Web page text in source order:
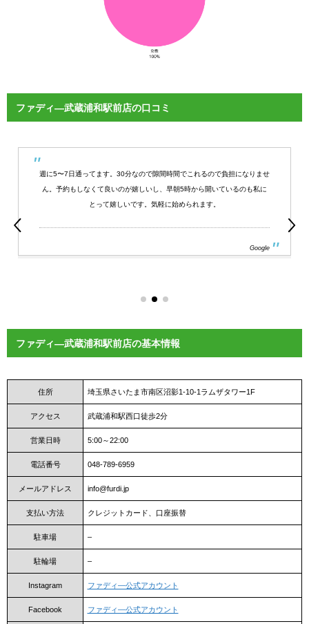
ファディ―武蔵浦和駅前店の口コミ
週に5〜7日通ってます。30分なので隙間時間でこれるので負担になりませ
ん。予約もしなくて良いのが嬉しいし、早朝5時から開いているのも私に
とって嬉しいです。気軽に始められます。
Google
ファディ―武蔵浦和駅前店の基本情報
住所 埼玉県さいたま市南区沼影1-10-1ラムザタワー1F
アクセス 武蔵浦和駅西口徒歩2分
営業日時 5:00～22:00
電話番号 048-789-6959
メールアドレス info@furdi.jp
支払い方法 クレジットカード、口座振替
駐車場 –
駐輪場 –
Instagram ファディ―公式アカウント
Facebook ファディ―公式アカウント